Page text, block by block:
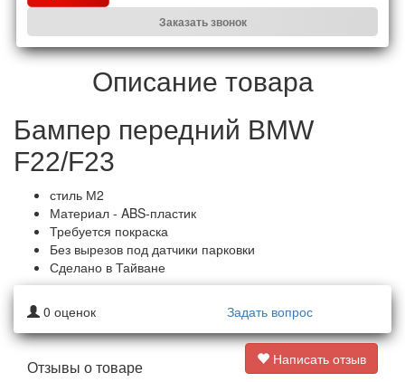
Заказать звонок
Описание товара
Бампер передний BMW
F22/F23
стиль М2
Материал - ABS-пластик
Требуется покраска
Без вырезов под датчики парковки
Сделано в Тайване
0 оценок Задать вопрос
Отзывы о товаре
Написать отзыв